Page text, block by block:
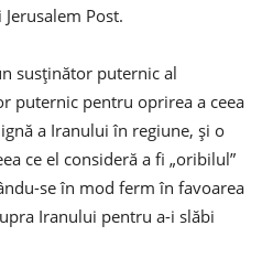
Post.
susținător puternic al
puternic pentru oprirea a ceea
a Iranului în regiune, și o
ce el consideră a fi „oribilul”
se în mod ferm în favoarea
Iranului pentru a-i slăbi